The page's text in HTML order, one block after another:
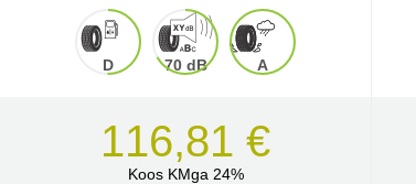
D 70 dB A
116,81 €
Koos KMga 24%